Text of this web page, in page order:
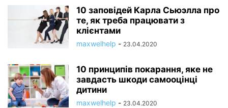
10 заповідей Карла Сьюэлла про
те, як треба працювати з
клієнтами
maxwelhelp - 23.04.2020
10 принципів покарання, яке не
завдасть шкоди самооцінці
дитини
maxwelhelp - 23.04.2020